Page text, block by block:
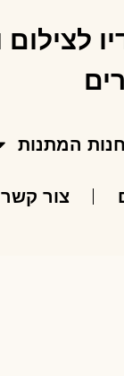
חנות המתנות
צור קשר